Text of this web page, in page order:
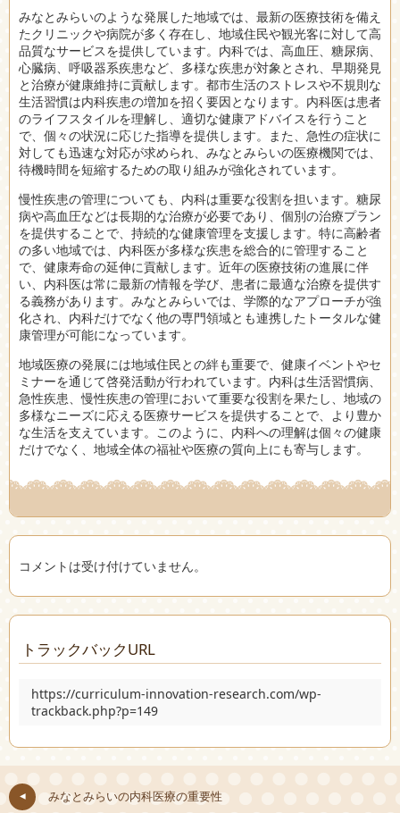
みなとみらいのような発展した地域では、最新の医療技術を備え
たクリニックや病院が多く存在し、地域住民や観光客に対して高
品質なサービスを提供しています。内科では、高血圧、糖尿病、
心臓病、呼吸器系疾患など、多様な疾患が対象とされ、早期発見
と治療が健康維持に貢献します。都市生活のストレスや不規則な
生活習慣は内科疾患の増加を招く要因となります。内科医は患者
のライフスタイルを理解し、適切な健康アドバイスを行うこと
で、個々の状況に応じた指導を提供します。また、急性の症状に
対しても迅速な対応が求められ、みなとみらいの医療機関では、
待機時間を短縮するための取り組みが強化されています。
慢性疾患の管理についても、内科は重要な役割を担います。糖尿
病や高血圧などは長期的な治療が必要であり、個別の治療プラン
を提供することで、持続的な健康管理を支援します。特に高齢者
の多い地域では、内科医が多様な疾患を総合的に管理すること
で、健康寿命の延伸に貢献します。近年の医療技術の進展に伴
い、内科医は常に最新の情報を学び、患者に最適な治療を提供す
る義務があります。みなとみらいでは、学際的なアプローチが強
化され、内科だけでなく他の専門領域とも連携したトータルな健
康管理が可能になっています。
地域医療の発展には地域住民との絆も重要で、健康イベントやセ
ミナーを通じて啓発活動が行われています。内科は生活習慣病、
急性疾患、慢性疾患の管理において重要な役割を果たし、地域の
多様なニーズに応える医療サービスを提供することで、より豊か
な生活を支えています。このように、内科への理解は個々の健康
だけでなく、地域全体の福祉や医療の質向上にも寄与します。
コメントは受け付けていません。
トラックバックURL
https://curriculum-innovation-research.com/wp-
trackback.php?p=149
みなとみらいの内科医療の重要性